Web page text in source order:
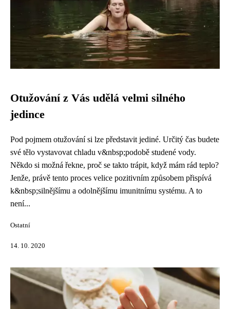
Otužování z Vás udělá velmi silného
jedince
Pod pojmem otužování si lze představit jediné. Určitý čas budete
své tělo vystavovat chladu v&nbsp;podobě studené vody.
Někdo si možná řekne, proč se takto trápit, když mám rád teplo?
Jenže, právě tento proces velice pozitivním způsobem přispívá
k&nbsp;silnějšímu a odolnějšímu imunitnímu systému. A to
není...
Ostatní
14. 10. 2020